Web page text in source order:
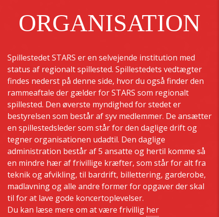
ORGANISATION
Spillestedet STARS er en selvejende institution med
status af regionalt spillested. Spillestedets vedtægter
findes nederst på denne side, hvor du også finder den
rammeaftale der gælder for STARS som regionalt
spillested. Den øverste myndighed for stedet er
bestyrelsen som består af syv medlemmer. De ansætter
en spillestedsleder som står for den daglige drift og
tegner organisationen udadtil. Den daglige
administration består af 5 ansatte og hertil komme så
en mindre hær af frivillige kræfter, som står for alt fra
teknik og afvikling, til bardrift, billettering, garderobe,
madlavning og alle andre former for opgaver der skal
til for at lave gode koncertoplevelser.
Du kan læse mere om at være frivillig her